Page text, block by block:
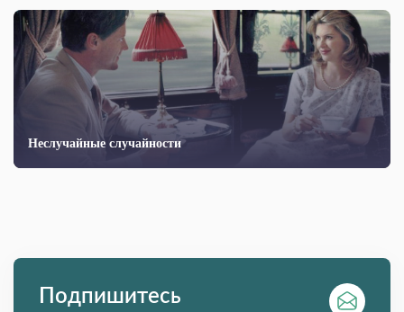
Неслучайные случайности
Подпишитесь